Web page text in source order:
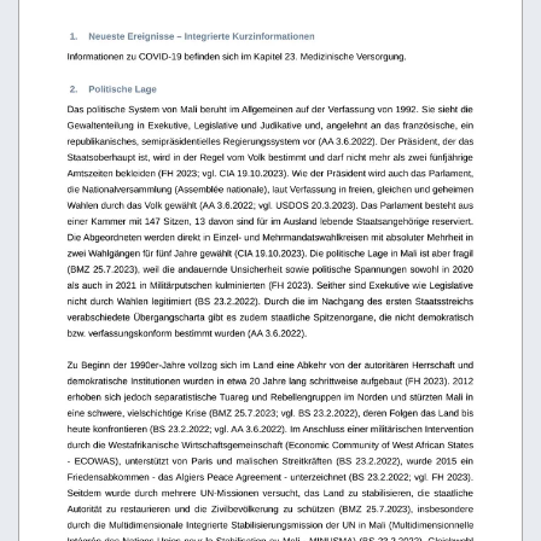
1.
Neueste Ereignisse – Integrierte Kurzinformationen
Informationen zu COVID-19 befinden sich im Kapitel 23. Medizinische Versorgung.
2.
Politische Lage
Das politische System von Mali beruht im Allgemeinen auf der Verfassung von 1992. Sie sieht die
Gewaltenteilung in Exekutive, Legislative und Judikative und, angelehnt an das französische, ein
republikanisches, semipräsidentielles Regierungssystem vor (AA 3.6.2022). Der Präsident, der das
Staatsoberhaupt ist, wird in der Regel vom Volk bestimmt und darf nicht mehr als zwei fünfjährige
Amtszeiten bekleiden (FH 2023; vgl. CIA 19.10.2023). Wie der Präsident wird auch das Parlament,
die Nationalversammlung (Assemblée nationale), laut Verfassung in freien, gleichen und geheimen
Wahlen durch das Volk gewählt (AA 3.6.2022; vgl. USDOS 20.3.2023). Das Parlament besteht aus
einer Kammer mit 147 Sitzen, 13 davon sind für im Ausland lebende Staatsangehörige reserviert.
Die Abgeordneten werden direkt in Einzel- und Mehrmandatswahlkreisen mit absoluter Mehrheit in
zwei Wahlgängen für fünf Jahre gewählt (CIA 19.10.2023). Die politische Lage in Mali ist aber fragil
(BMZ 25.7.2023), weil die andauernde Unsicherheit sowie politische Spannungen sowohl in 2020
als auch in 2021 in Militärputschen kulminierten (FH 2023). Seither sind Exekutive wie Legislative
nicht durch Wahlen legitimiert (BS 23.2.2022). Durch die im Nachgang des ersten Staatsstreichs
verabschiedete Übergangscharta gibt es zudem staatliche Spitzenorgane, die nicht demokratisch
bzw. verfassungskonform bestimmt wurden (AA 3.6.2022).
Zu Beginn der 1990er-Jahre vollzog sich im Land eine Abkehr von der autoritären Herrschaft und
demokratische Institutionen wurden in etwa 20 Jahre lang schrittweise aufgebaut (FH 2023). 2012
erhoben sich jedoch separatistische Tuareg und Rebellengruppen im Norden und stürzten Mali in
eine schwere, vielschichtige Krise (BMZ 25.7.2023; vgl. BS 23.2.2022), deren Folgen das Land bis
heute konfrontieren (BS 23.2.2022; vgl. AA 3.6.2022). Im Anschluss einer militärischen Intervention
durch die Westafrikanische Wirtschaftsgemeinschaft (Economic Community of West African States
- ECOWAS), unterstützt von Paris und malischen Streitkräften (BS 23.2.2022), wurde 2015 ein
Friedensabkommen - das Algiers Peace Agreement - unterzeichnet (BS 23.2.2022; vgl. FH 2023).
Seitdem wurde durch mehrere UN-Missionen versucht, das Land zu stabilisieren, die staatliche
Autorität   zu   restaurieren   und   die   Zivilbevölkerung   zu   schützen   (BMZ   25.7.2023),   insbesondere
durch die Multidimensionale Integrierte Stabilisierungsmission der UN in Mali (Multidimensionnelle